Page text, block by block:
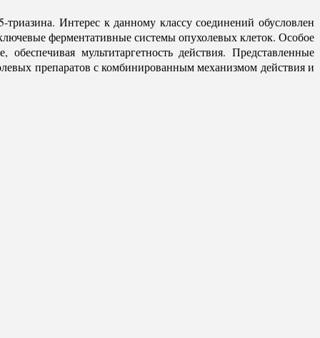
Интерес к данному классу соединений обусловлен
ферментативные системы опухолевых клеток. Особое
мультитаргетность действия. Представленные
препаратов с комбинированным механизмом действия и